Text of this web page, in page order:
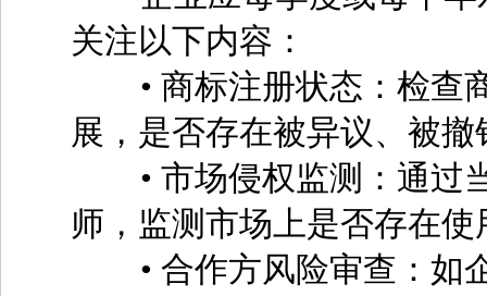
关注以下内容：
• 商标注册状态：检查
展，是否存在被异议、被撤
• 市场侵权监测：通过
师，监测市场上是否存在
• 合作方风险审查：如